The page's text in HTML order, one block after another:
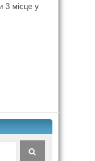
3 місце у